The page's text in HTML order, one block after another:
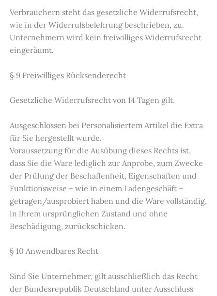
Verbrauchern steht das gesetzliche Widerrufsrecht,
wie in der Widerrufsbelehrung beschrieben, zu.
Unternehmern wird kein freiwilliges Widerrufsrecht
eingeräumt.
§ 9 Freiwilliges Rücksenderecht
Gesetzliche Widerrufsrecht von 14 Tagen gilt.
Ausgeschlossen bei Personalisiertem Artikel die Extra
für Sie hergestellt wurde.
Voraussetzung für die Ausübung dieses Rechts ist,
dass Sie die Ware lediglich zur Anprobe, zum Zwecke
der Prüfung der Beschaffenheit, Eigenschaften und
Funktionsweise – wie in einem Ladengeschäft –
getragen/ausprobiert haben und die Ware vollständig,
in ihrem ursprünglichen Zustand und ohne
Beschädigung, zurückschicken.
§ 10 Anwendbares Recht
Sind Sie Unternehmer, gilt ausschließlich das Recht
der Bundesrepublik Deutschland unter Ausschluss